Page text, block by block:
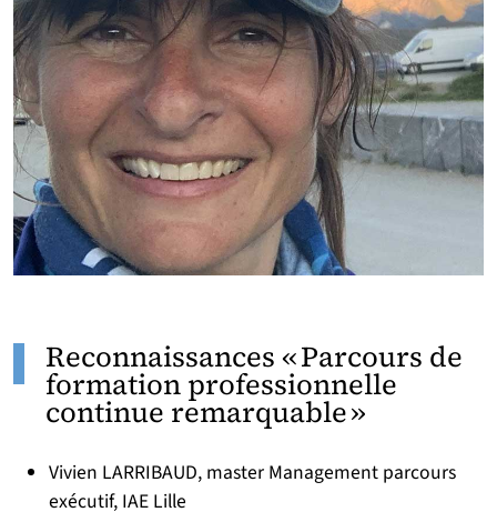
Reconnaissances « Parcours de
formation professionnelle
continue remarquable »
Vivien LARRIBAUD, master Management parcours
exécutif, IAE Lille